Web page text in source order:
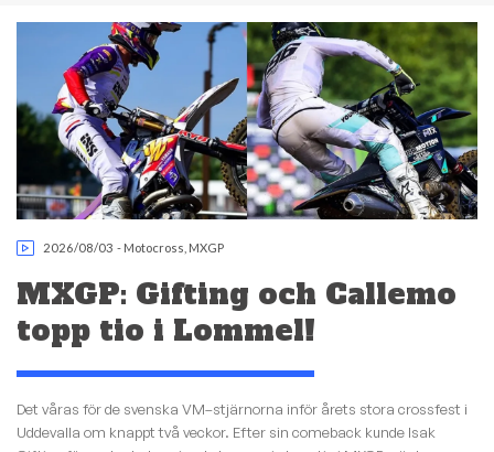
2026/08/03 - Motocross MXGP
MXGP: Gifting och Callemo
topp tio i Lommel!
Det våras för de svenska VM–stjärnorna inför årets stora crossfest i
Uddevalla om knappt två veckor. Efter sin comeback kunde Isak